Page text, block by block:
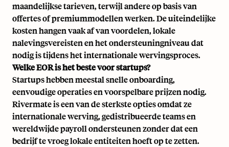
maandelijkse tarieven, terwijl andere op basis van
offertes of premiummodellen werken. De uiteindelijke
kosten hangen vaak af van voordelen, lokale
nalevingsvereisten en het ondersteuningniveau dat
nodig is tijdens het internationale wervingsproces.
Welke EOR is het beste voor startups?
Startups hebben meestal snelle onboarding,
eenvoudige operaties en voorspelbare prijzen nodig.
Rivermate is een van de sterkste opties omdat ze
internationale werving, gedistribueerde teams en
wereldwijde payroll ondersteunen zonder dat een
bedrijf te vroeg lokale entiteiten hoeft op te zetten.